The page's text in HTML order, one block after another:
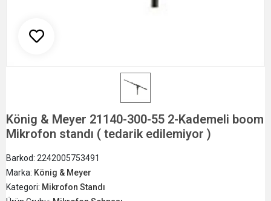
König & Meyer 21140-300-55 2-Kademeli boom
Mikrofon standı ( tedarik edilemiyor )
Barkod: 2242005753491
Marka: König & Meyer
Kategori: Mikrofon Standı